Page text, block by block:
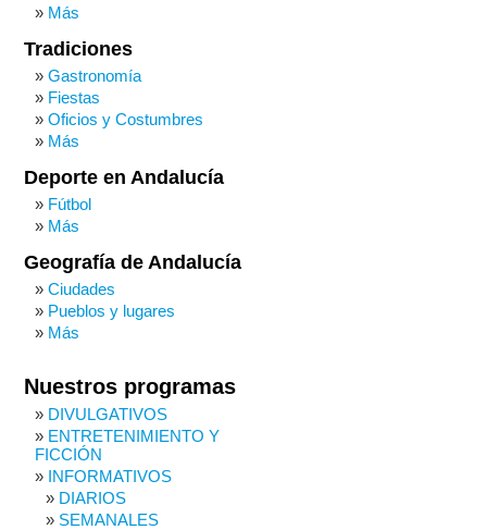
Más
Tradiciones
Gastronomía
Fiestas
Oficios y Costumbres
Más
Deporte en Andalucía
Fútbol
Más
Geografía de Andalucía
Ciudades
Pueblos y lugares
Más
Nuestros programas
DIVULGATIVOS
ENTRETENIMIENTO Y
FICCIÓN
INFORMATIVOS
DIARIOS
SEMANALES